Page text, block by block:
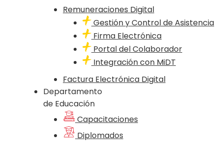
Remuneraciones Digital
Gestión y Control de Asistencia
Firma Electrónica
Portal del Colaborador
Integración con MiDT
Factura Electrónica Digital
Departamento
de Educación
Capacitaciones
Diplomados